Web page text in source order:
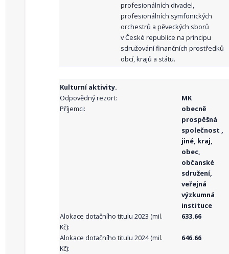
profesionálních divadel,
profesionálních symfonických
orchestrů a pěveckých sborů
v České republice na principu
sdružování finančních prostředků
obcí, krajů a státu.
Kulturní aktivity.
Odpovědný rezort:
MK
Příjemci:
obecně
prospěšná
společnost ,
jiné, kraj,
obec,
občanské
sdružení,
veřejná
výzkumná
instituce
Alokace dotačního titulu 2023 (mil.
Kč):
633.66
Alokace dotačního titulu 2024 (mil.
Kč):
646.66